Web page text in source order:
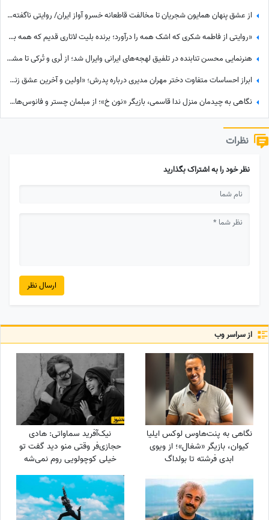
از عشق پنهان همایون شجریان تا مخالفت قاطعانه خسرو آواز ایران/ روایتی ناگفته از رویایی که در سایه موسیقی ماند!
«روایتی از فاطمه شکری که اشک همه را درآورد؛ برنده بلیت لاتاری قدیم که همه برده‌اش را خرج دیگران کرد، اکنون بی‌مهری می‌بیند!»
هنرنمایی محسن تنابنده در تلفیق لهجه‌های ایرانی وایرال شد؛ از لُری و تُرکی تا مشهدی، مازندرانی و فارسی دری + ویدئو
ابراز احساسات متفاوت دختر مهران مدیری درباره پدرش؛ «اولین و آخرین عشق زندگی من بابامه» + ویدئو
نگاهی به چیدمان منزل ندا قاسمی، بازیگر «نون خ»؛ از مبلمان چستر و فانوس‌های دکوراتیو تا کابینت شیشه‌ای و آباژورهای کلاسیک
نظرات
نظر خود را به اشتراک بگذارید
ارسال نظر
از سراسر وب
نگاهی به پنت‌هاوس لوکس ایلیا
کیوان، بازیگر «شغال»؛ از ویوی
ابدی فرشته تا بولداگ
چشم‌نواز
نیک‌آفرید سماواتی: هادی
حجازی‌فر وقتی منو دید گفت تو
خیلی کوچولویی روم نمی‌شه
عاشقت بشم !